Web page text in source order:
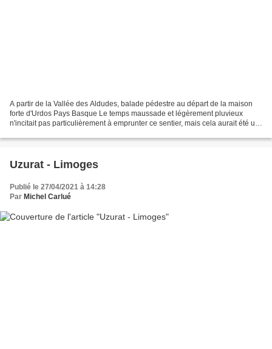
A partir de la Vallée des Aldudes, balade pédestre au départ de la maison
forte d'Urdos Pays Basque Le temps maussade et légèrement pluvieux
n'incitait pas particulièrement à emprunter ce sentier, mais cela aurait été un
Uzurat - Limoges
Publié le 27/04/2021 à 14:28
Par Michel Carlué